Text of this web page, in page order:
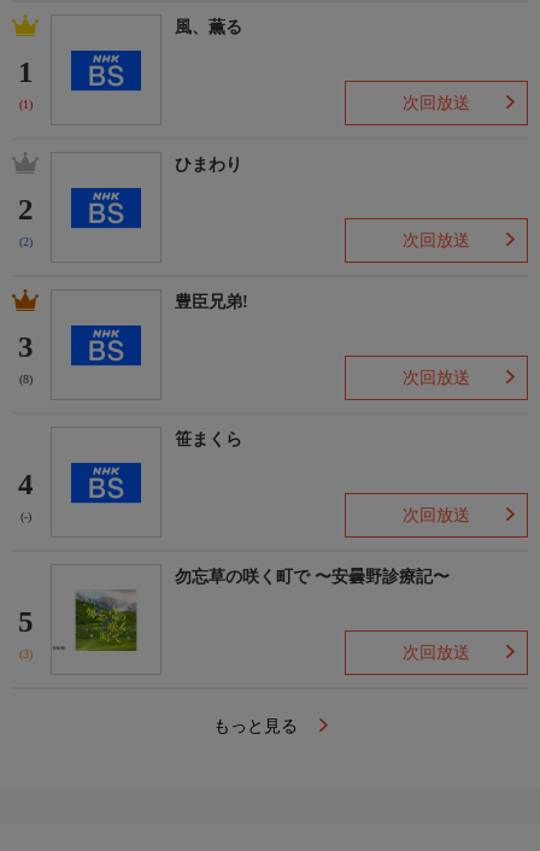
1
(1)
風、薫る
次回放送
2
(2)
ひまわり
次回放送
3
(8)
豊臣兄弟!
次回放送
4
(-)
笹まくら
次回放送
5
(3)
勿忘草の咲く町で 〜安曇野診療記〜
次回放送
もっと見る